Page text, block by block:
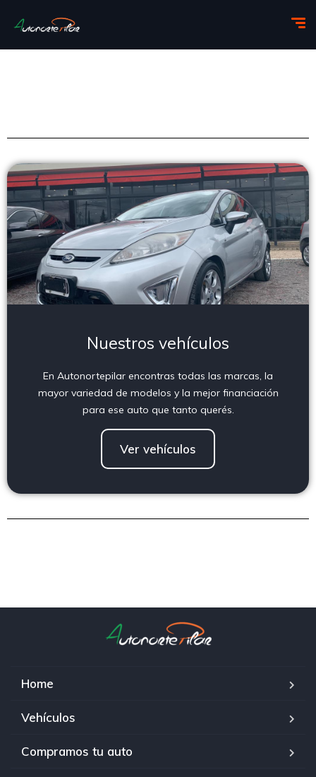
Nuestros vehículos
En Autonortepilar encontras todas las marcas, la
mayor variedad de modelos y la mejor financiación
para ese auto que tanto querés.
Ver vehículos
Home
Vehículos
Compramos tu auto